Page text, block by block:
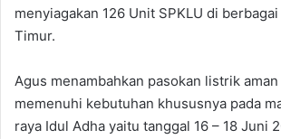
menyiagakan 126 Unit SPKLU di
Timur.
Agus menambahkan pasokan listrik
memenuhi kebutuhan khususnya pada
raya Idul Adha yaitu tanggal 16 – 18 Juni